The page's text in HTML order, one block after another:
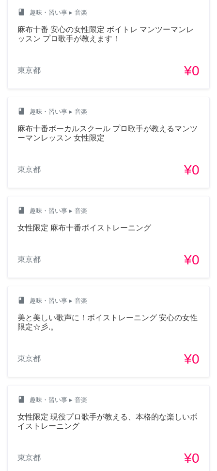
class 趣味・習い事 ▸ 音楽
麻布十番 安心の女性限定 ボイトレ マンツーマンレ
ッスン プロ歌手が教えます！
東京都 ¥0
class 趣味・習い事 ▸ 音楽
麻布十番ボーカルスクール プロ歌手が教えるマンツ
ーマンレッスン 女性限定
東京都 ¥0
class 趣味・習い事 ▸ 音楽
女性限定 麻布十番ボイストレーニング
東京都 ¥0
class 趣味・習い事 ▸ 音楽
美と美しい歌声に！ボイストレーニング 安心の女性
限定☆彡.。
東京都 ¥0
class 趣味・習い事 ▸ 音楽
女性限定 現役プロ歌手が教える、本格的な楽しいボ
イストレーニング
東京都 ¥0